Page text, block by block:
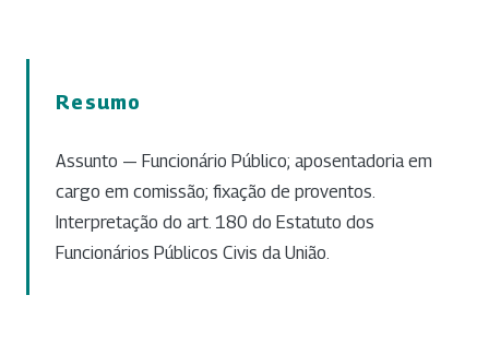
Resumo
Assunto — Funcionário Público; aposentadoria em
cargo em comissão; fixação de proventos.
Interpretação do art. 180 do Estatuto dos
Funcionários Públicos Civis da União.